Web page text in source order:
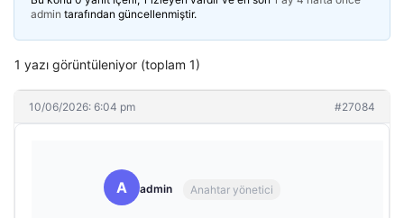
admin tarafından güncellenmiştir.
1 yazı görüntüleniyor (toplam 1)
10/06/2026: 6:04 pm #27084
A admin Anahtar yönetici